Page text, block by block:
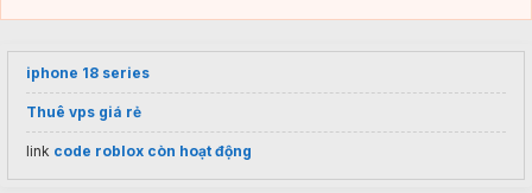
iphone 18 series
Thuê vps giá rẻ
link code roblox còn hoạt động